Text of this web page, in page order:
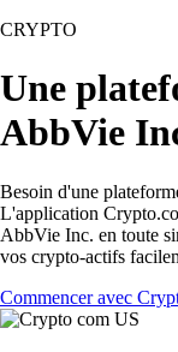
CRYPTO
Une
AbbVie
Besoin d'une
L'application
AbbVie Inc. en toute
vos crypto-actifs
Commencer avec